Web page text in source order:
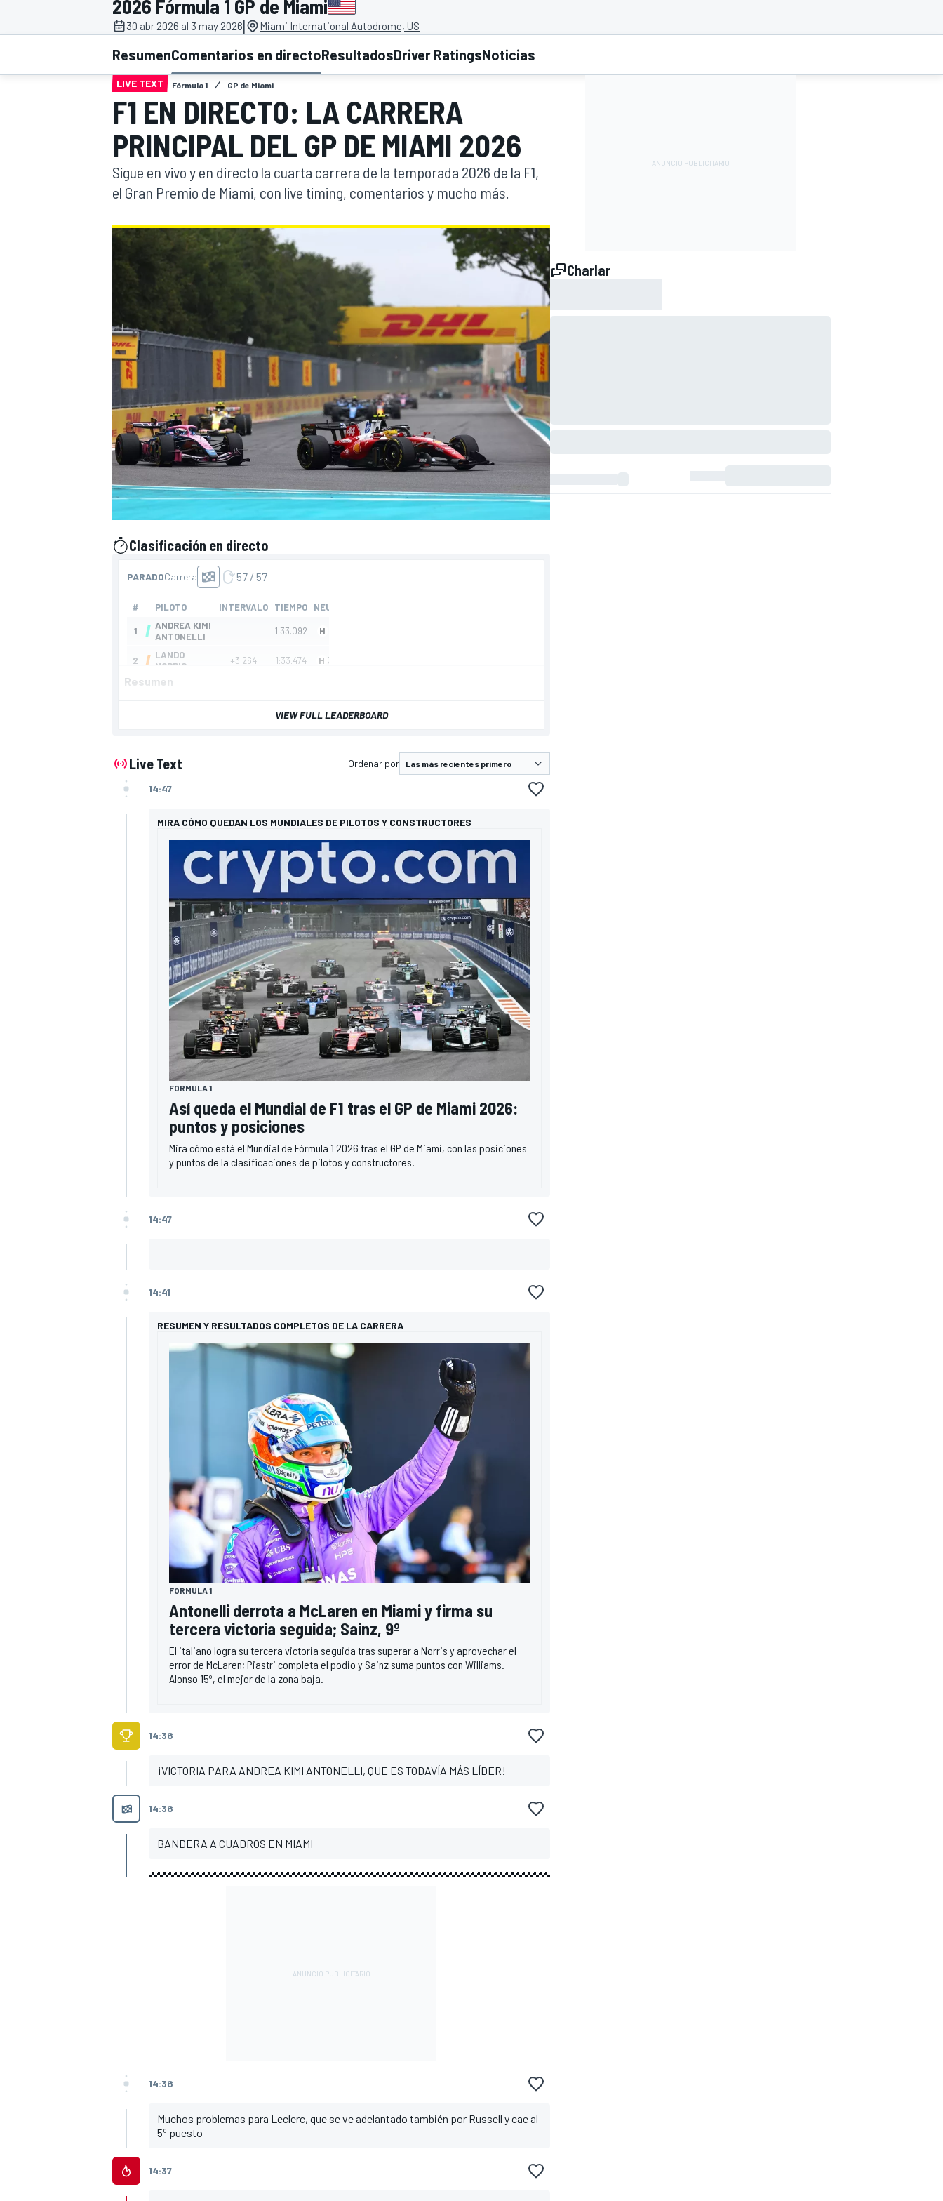
FÓRMULA E MOTO
NASCAR INDYCAR SPORTSCAR RALLYTURISMO
2026 Fórmula 1 GP de Miami
30 abr 2026 al 3 may 2026| Miami International Autodrome, US
ResumenComentarios en directoResultadosDriver RatingsNoticias
LIVE TEXT Fórmula 1 GP de Miami
F1 EN DIRECTO: LA CARRERA
PRINCIPAL DEL GP DE MIAMI 2026
Sigue en vivo y en directo la cuarta carrera de la temporada 2026 de la F1,
el Gran Premio de Miami, con live timing, comentarios y mucho más.
Clasificación en directo
presentado por
Resumen
VIEW FULL LEADERBOARD
Live Text Ordenar por
14:47
MIRA CÓMO QUEDAN LOS MUNDIALES DE PILOTOS Y CONSTRUCTORES
FORMULA 1
Así queda el Mundial de F1 tras el GP de Miami 2026:
puntos y posiciones
Mira cómo está el Mundial de Fórmula 1 2026 tras el GP de Miami, con las posiciones
y puntos de la clasificaciones de pilotos y constructores.
14:47
14:41
RESUMEN Y RESULTADOS COMPLETOS DE LA CARRERA
FORMULA 1
Antonelli derrota a McLaren en Miami y firma su
tercera victoria seguida; Sainz, 9º
El italiano logra su tercera victoria seguida tras superar a Norris y aprovechar el
error de McLaren; Piastri completa el podio y Sainz suma puntos con Williams.
Alonso 15º, el mejor de la zona baja.
14:38
¡VICTORIA PARA ANDREA KIMI ANTONELLI, QUE ES TODAVÍA MÁS LÍDER!
14:38
BANDERA A CUADROS EN MIAMI
14:38
Muchos problemas para Leclerc, que se ve adelantado también por Russell y cae al
5º puesto
14:37
Charlar